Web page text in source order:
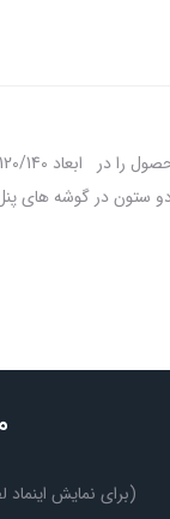
(برای نمایش